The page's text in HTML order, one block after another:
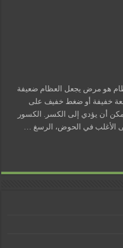
هو مرض يجعل العظام ضعيفة
خفيفة أو ضغط خفيف على
أن يؤدي إلى الكسر. الكسور
الأغلب في الحوض، الرسغ …